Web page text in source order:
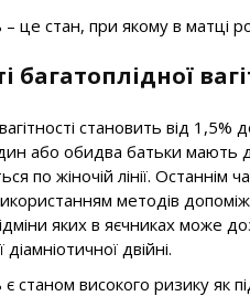
– це стан, при якому в матці
багатоплідної
становить від
або обидва батьки мають
по жіночій лінії. Останнім
методів
яких в яєчниках може
двійні.
є станом високого ризику як